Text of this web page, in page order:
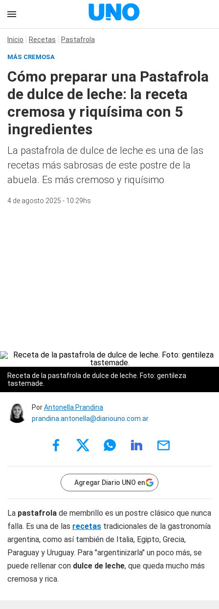
Inicio Recetas Pastafrola
MÁS CREMOSA
Cómo preparar una Pastafrola
de dulce de leche: la receta
cremosa y riquísima con 5
ingredientes
La pastafrola de dulce de leche es una de las
recetas más sabrosas de este postre de la
abuela. Es más cremoso y riquísimo
4 de agosto 2025 - 10:29hs
Receta de la pastafrola de dulce de leche. Foto: gentileza
tastemade.
PorAntonella Prandina
prandina.antonella@diariouno.com.ar
Agregar Diario UNO en
La pastafrola de membrillo es un postre clásico que nunca
falla. Es una de las recetas tradicionales de la gastronomía
argentina, como así también de Italia, Egipto, Grecia,
Paraguay y Uruguay. Para "argentinizarla" un poco más, se
puede rellenar con dulce de leche, que queda mucho más
cremosa y rica.